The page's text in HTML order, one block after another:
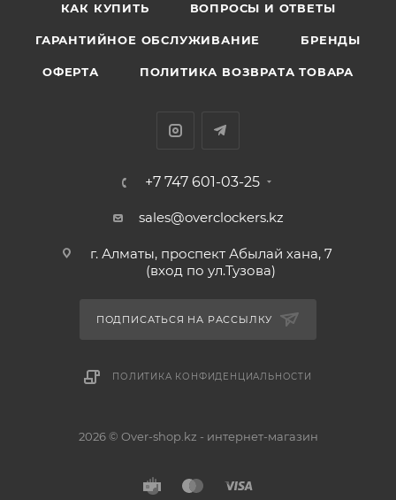
КАК КУПИТЬ ВОПРОСЫ И ОТВЕТЫ
ГАРАНТИЙНОЕ ОБСЛУЖИВАНИЕ БРЕНДЫ
ОФЕРТА ПОЛИТИКА ВОЗВРАТА ТОВАРА
+7 747 601-03-25
sales@overclockers.kz
г. Алматы, проспект Абылай хана, 7
(вход по ул.Тузова)
ПОДПИСАТЬСЯ НА РАССЫЛКУ
ПОЛИТИКА КОНФИДЕНЦИАЛЬНОСТИ
2026 © Over-shop.kz - интернет-магазин